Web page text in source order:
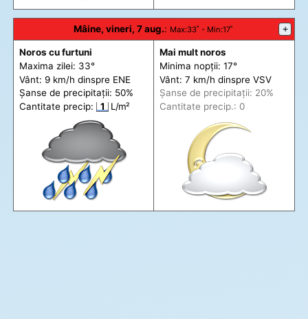
Mâine, vineri, 7 aug.: Max:33˚ - Min:17˚ +
Noros cu furtuni
Maxima zilei: 33°
Vânt: 9 km/h dinspre ENE
Șanse de precipitații: 50%
Cantitate precip:
1 L/m²
Mai mult noros
Minima nopții: 17°
Vânt: 7 km/h dinspre VSV
Șanse de precipitații: 20%
Cantitate precip.: 0